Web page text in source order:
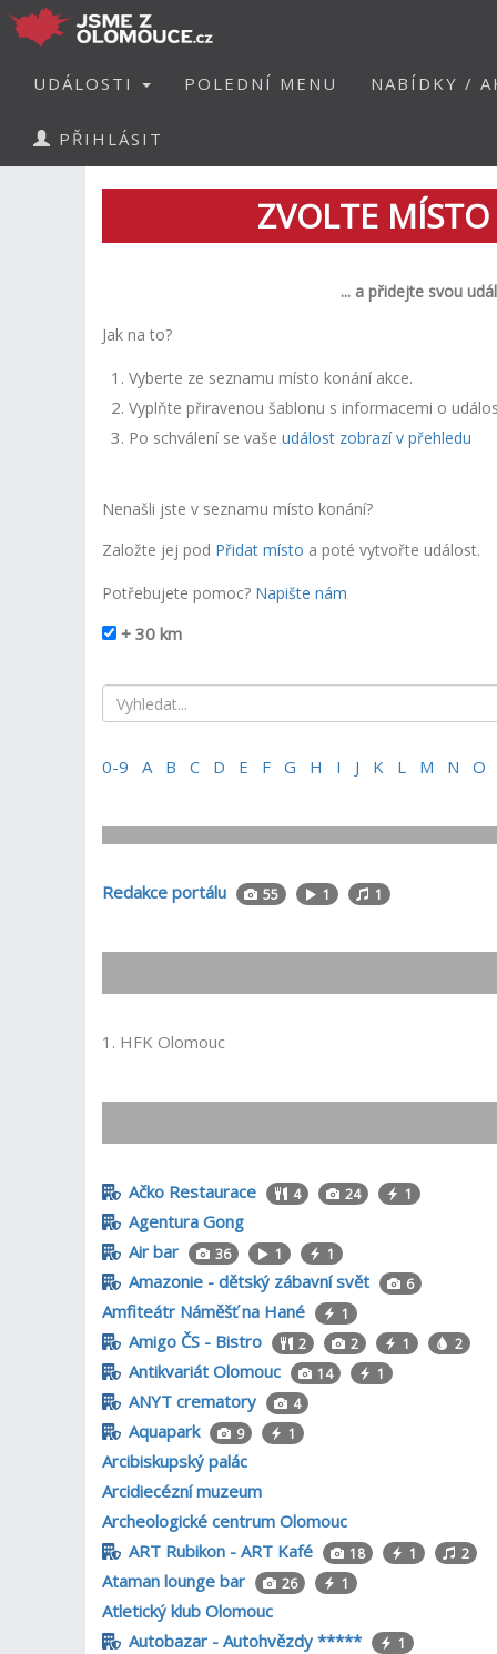
UDÁLOSTI POLEDNÍ MENU NABÍDKY /
PŘIHLÁSIT
ZVOLTE
... a přidejte svou
Jak na to?
Vyberte ze seznamu místo konání akce.
Vyplňte přiravenou šablonu s informacemi o
Po schválení se vaše událost zobrazí v přehledu
Nenašli jste v seznamu místo konání?
Založte jej pod Přidat místo a poté vytvořte událost.
Potřebujete pomoc? Napište nám
+ 30 km
0-9 A B C D E F G H I J K L M N O
Redakce portálu 55 1 1
1. HFK Olomouc
Ačko Restaurace 4 24 1
Agentura Gong
Air bar
36 1 1
Amazonie - dětský zábavní svět 6
Amfiteátr Náměšť na Hané 1
Amigo ČS - Bistro 2 2 1 2
Antikvariát Olomouc 14 1
ANYT crematory 4
Aquapark 9 1
Arcibiskupský palác
Arcidiecézní muzeum
Archeologické centrum Olomouc
ART Rubikon - ART Kafé
18 1 2
Ataman lounge bar 26 1
Atletický klub Olomouc
Autobazar - Autohvězdy *****
1